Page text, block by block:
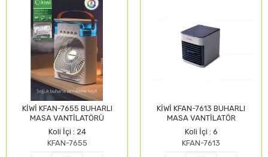
KİWİ KFAN-7655 BUHARLI
MASA VANTİLATÖRÜ
Koli İçi : 24
KFAN-7655
KİWİ KFAN-7613 BUHARLI
MASA VANTİLATÖR
Koli İçi : 6
KFAN-7613